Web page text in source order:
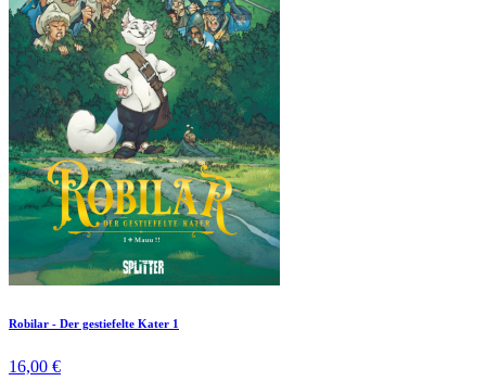
Robilar - Der gestiefelte Kater 1
16,00 €